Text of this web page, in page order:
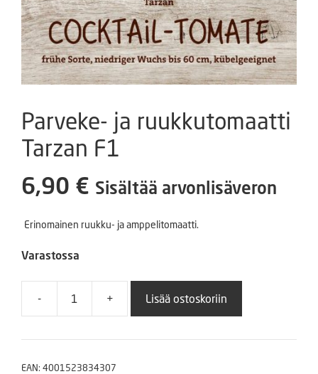
Parveke- ja ruukkutomaatti
Tarzan F1
6,90 € Sisältää arvonlisäveron
Erinomainen ruukku- ja amppelitomaatti.
Varastossa
-
Parveke-
ruukkutomaatti
+ Lisää ostoskoriin
EAN: 4001523834307